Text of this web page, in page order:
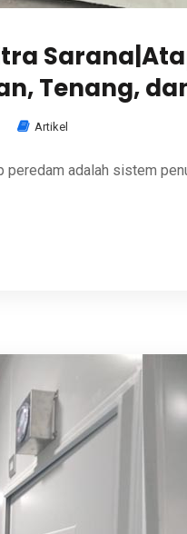
Tenang,
Artikel
peredam adalah sistem